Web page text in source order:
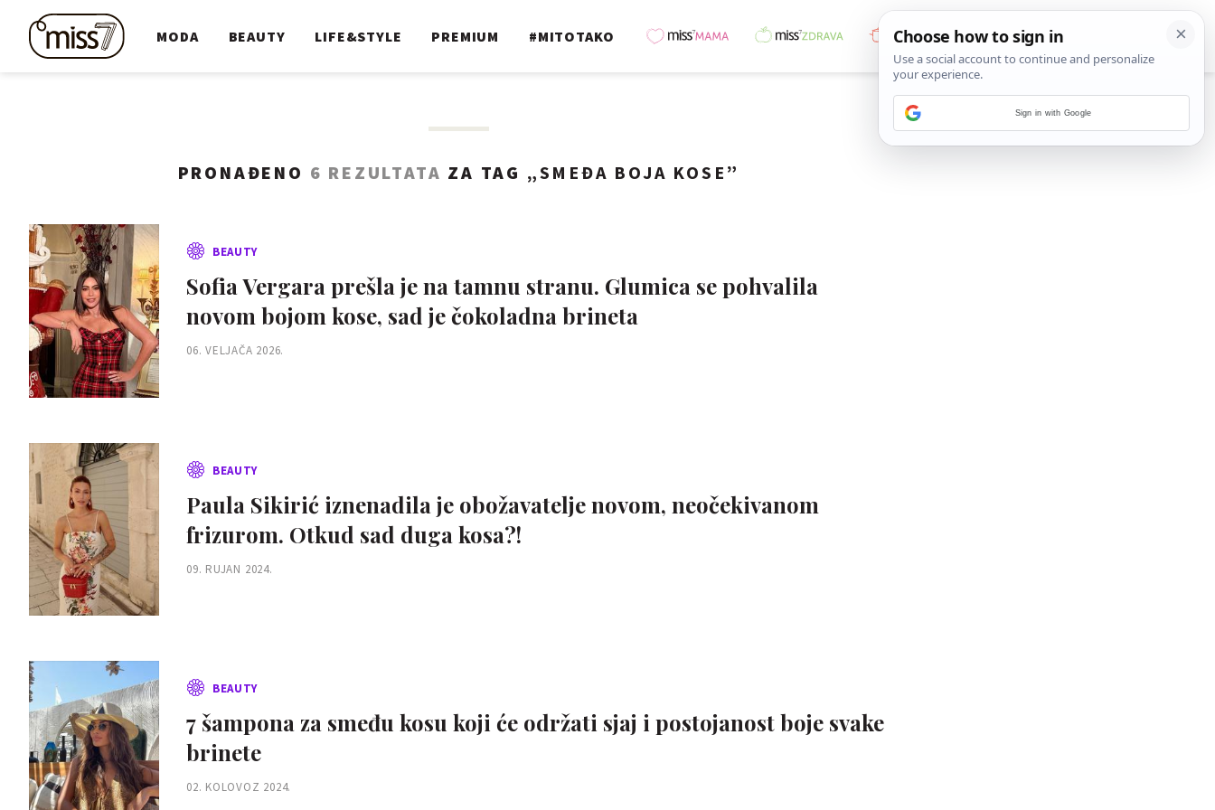
MODA BEAUTY LIFE&STYLE PREMIUM #MITOTAKO
PRONAĐENO 6 REZULTATA ZA TAG „SMEĐA BOJA KOSE ”
BEAUTY
Sofia Vergara prešla je na tamnu stranu. Glumica se pohvalila
novom bojom kose, sad je čokoladna brineta
06. VELJAČA 2026.
BEAUTY
Paula Sikirić iznenadila je obožavatelje novom, neočekivanom
frizurom. Otkud sad duga kosa?!
09. RUJAN 2024.
BEAUTY
7 šampona za smeđu kosu koji će održati sjaj i postojanost boje svake
brinete
02. KOLOVOZ 2024.
Sign in with Google